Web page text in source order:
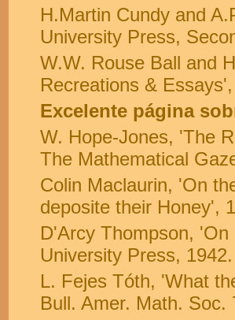
H.Martin Cundy and
University Press,
W.W. Rouse Ball and
Recreations &
Excelente página
W. Hope-Jones, 'The
The Mathematical
Colin Maclaurin, 'On
deposite their Honey',
D'Arcy Thompson,
University Press, 1942.
L. Fejes Tóth, 'What
Bull. Amer. Math.